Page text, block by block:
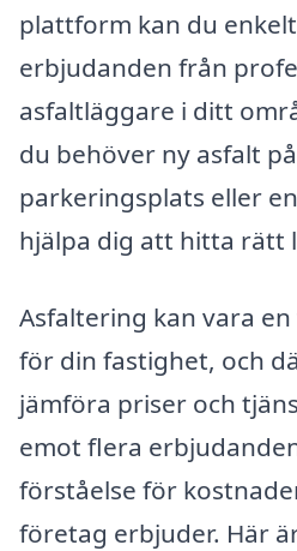
plattform kan du
erbjudanden från
asfaltläggare i ditt
du behöver ny asfalt
parkeringsplats eller
hjälpa dig att hitta rätt
Asfaltering kan vara
för din fastighet, och
jämföra priser och
emot flera
förståelse för
företag erbjuder. Här